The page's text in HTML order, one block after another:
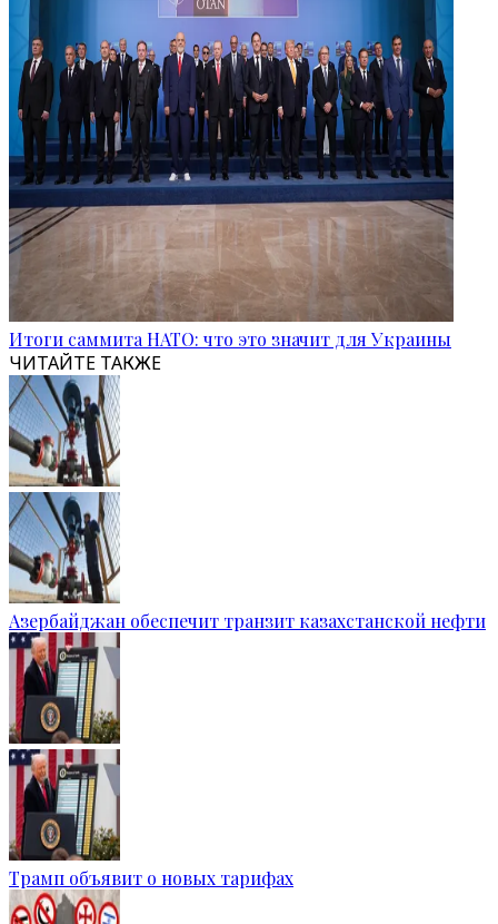
Итоги саммита НАТО: что это значит для Украины
ЧИТАЙТЕ ТАКЖЕ
Азербайджан обеспечит транзит казахстанской нефти
Трамп объявит о новых тарифах